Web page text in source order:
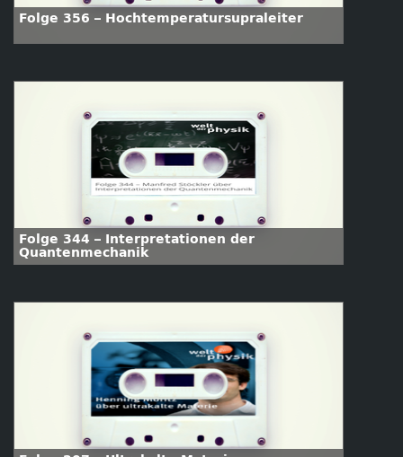
Folge 356 – Hochtemperatursupraleiter
Folge 344 – Interpretationen der
Quantenmechanik